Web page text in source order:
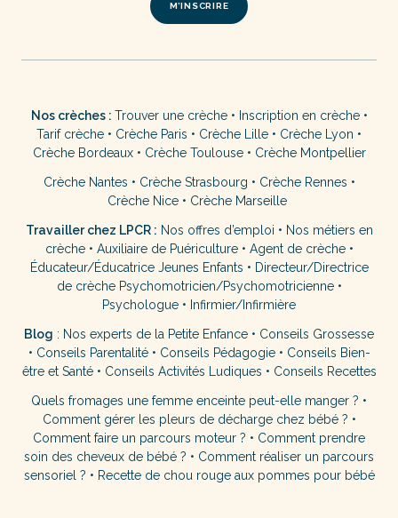
M’INSCRIRE
Nos crèches : Trouver une crèche• Inscription en crèche•
Tarif crèche • Crèche Paris • Crèche Lille • Crèche Lyon •
Crèche Bordeaux• Crèche Toulouse• Crèche Montpellier
Crèche Nantes • Crèche Strasbourg • Crèche Rennes •
Crèche Nice • Crèche Marseille
Travailler chez LPCR : Nos offres d’emploi • Nos métiers en
crèche• Auxiliaire de Puériculture• Agent de crèche•
Éducateur/Éducatrice Jeunes Enfants • Directeur/Directrice
de crèche Psychomotricien/Psychomotricienne•
Psychologue • Infirmier/Infirmière
Blog : Nos experts de la Petite Enfance • Conseils Grossesse
• Conseils Parentalité• Conseils Pédagogie• Conseils Bien-
être et Santé• Conseils Activités Ludiques • Conseils Recettes
Quels fromages une femme enceinte peut-elle manger ? •
Comment gérer les pleurs de décharge chez bébé ? •
Comment faire un parcours moteur ? • Comment prendre
soin des cheveux de bébé ? • Comment réaliser un parcours
sensoriel ? • Recette de chou rouge aux pommes pour bébé